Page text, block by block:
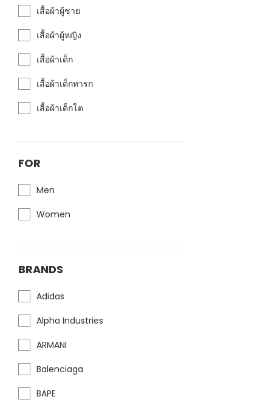
เสื้อผ้าผู้ชาย
เสื้อผ้าผู้หญิง
เสื้อผ้าเด็ก
เสื้อผ้าเด็กทารก
เสื้อผ้าเด็กโต
FOR
Men
Women
BRANDS
Adidas
Alpha Industries
ARMANI
Balenciaga
BAPE